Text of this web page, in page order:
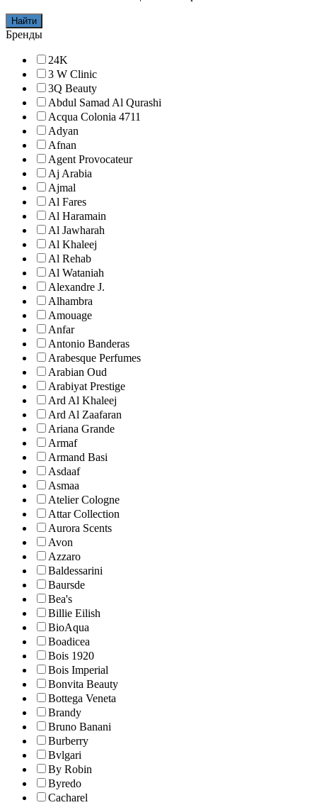
Найти
Бренды
24K
3 W Clinic
3Q Beauty
Abdul Samad Al Qurashi
Acqua Colonia 4711
Adyan
Afnan
Agent Provocateur
Aj Arabia
Ajmal
Al Fares
Al Haramain
Al Jawharah
Al Khaleej
Al Rehab
Al Wataniah
Alexandre J.
Alhambra
Amouage
Anfar
Antonio Banderas
Arabesque Perfumes
Arabian Oud
Arabiyat Prestige
Ard Al Khaleej
Ard Al Zaafaran
Ariana Grande
Armaf
Armand Basi
Asdaaf
Asmaa
Atelier Cologne
Attar Collection
Aurora Scents
Avon
Azzaro
Baldessarini
Baursde
Bea's
Billie Eilish
BioAqua
Boadicea
Bois 1920
Bois Imperial
Bonvita Beauty
Bottega Veneta
Brandy
Bruno Banani
Burberry
Bvlgari
By Robin
Byredo
Cacharel